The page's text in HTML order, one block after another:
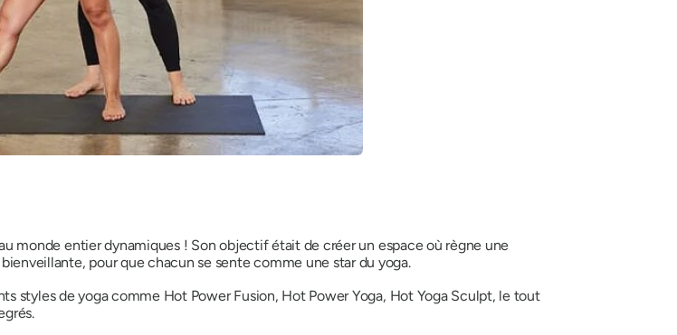
monde entierdynamiques! Son objectif était de créer un espace où règne une
pour que chacun se sente comme une star du yoga.
styles de yoga comme Hot Power Fusion, Hot Power Yoga, Hot Yoga Sculpt, le tout